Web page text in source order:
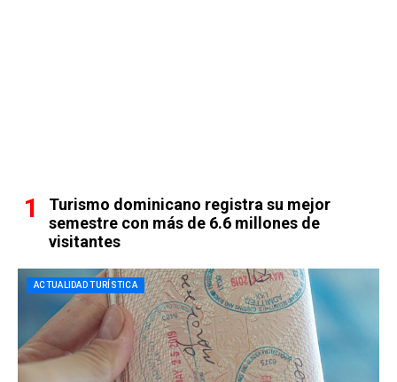
Turismo dominicano registra su mejor
semestre con más de 6.6 millones de
visitantes
ACTUALIDAD TURÍSTICA